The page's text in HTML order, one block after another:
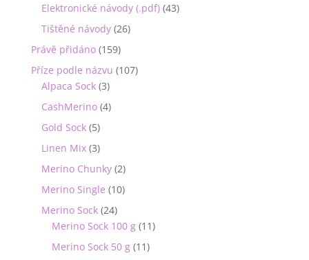
Elektronické návody (.pdf) (43)
Tištěné návody (26)
Právě přidáno (159)
Příze podle názvu (107)
Alpaca Sock (3)
CashMerino (4)
Gold Sock (5)
Linen Mix (3)
Merino Chunky (2)
Merino Single (10)
Merino Sock (24)
Merino Sock 100 g (11)
Merino Sock 50 g (11)